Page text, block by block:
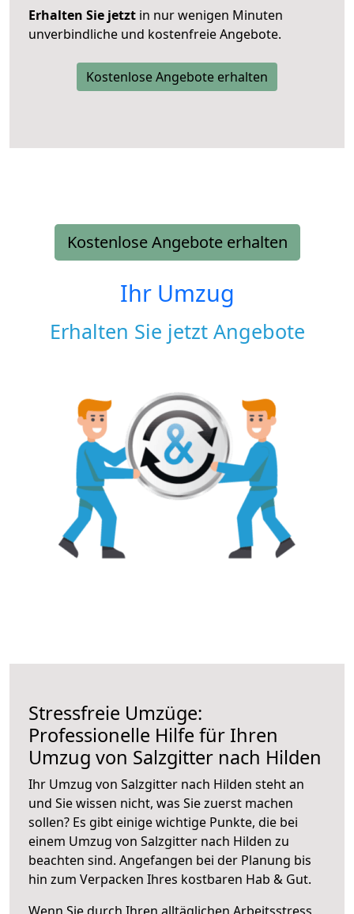
Erhalten Sie jetzt in nur wenigen Minuten
unverbindliche und kostenfreie Angebote.
Kostenlose Angebote erhalten
Kostenlose Angebote erhalten
Ihr Umzug
Erhalten Sie jetzt Angebote
Stressfreie Umzüge:
Professionelle Hilfe für Ihren
Umzug von Salzgitter nach Hilden
Ihr Umzug von Salzgitter nach Hilden steht an
und Sie wissen nicht, was Sie zuerst machen
sollen? Es gibt einige wichtige Punkte, die bei
einem Umzug von Salzgitter nach Hilden zu
beachten sind. Angefangen bei der Planung bis
hin zum Verpacken Ihres kostbaren Hab & Gut.